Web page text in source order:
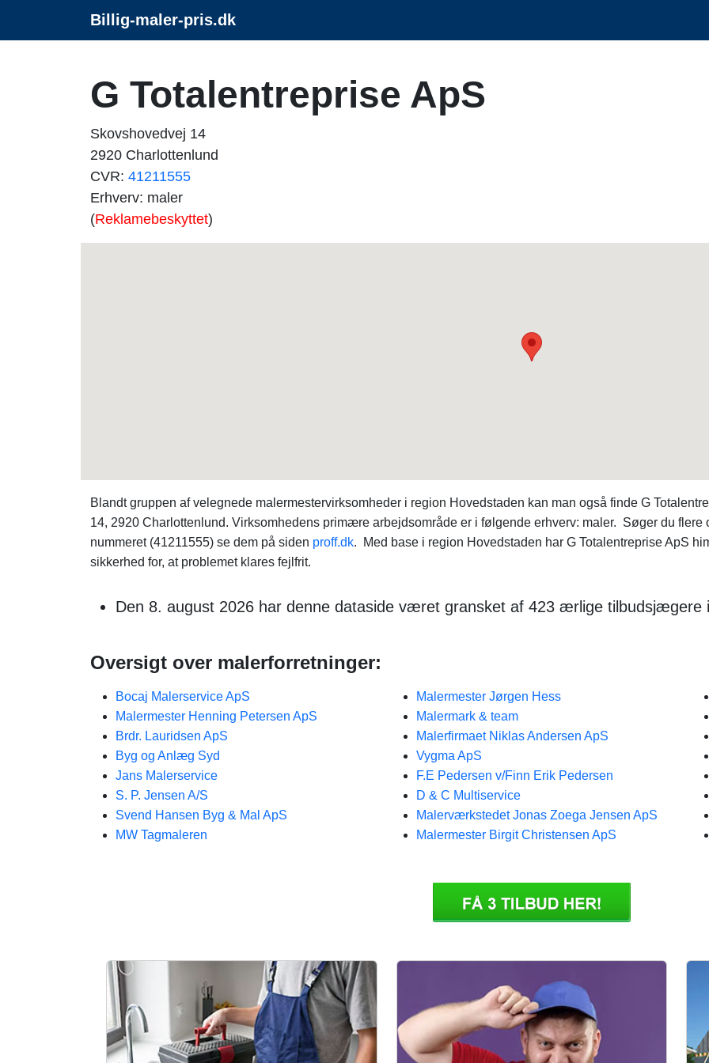
Billig-maler-pris.dk
G Totalentreprise ApS
Skovshovedvej 14
2920 Charlottenlund
CVR: 41211555
Erhverv: maler
(Reklamebeskyttet)
Blandt gruppen af velegnede malermestervirksomheder i region Hovedstaden kan man også finde G
14, 2920 Charlottenlund. Virksomhedens primære arbejdsområde er i følgende erhverv: maler. Søger du
nummeret (41211555) se dem på siden proff.dk. Med base i region Hovedstaden har G Totalentreprise ApS
sikkerhed for, at problemet klares fejlfrit.
Den 8. august 2026 har denne dataside været gransket af 423 ærlige tilbudsjægere
Oversigt over malerforretninger:
Bocaj Malerservice ApS
Malermester Henning Petersen ApS
Brdr. Lauridsen ApS
Byg og Anlæg Syd​
Jans Malerservice
S. P. Jensen A/S
Svend Hansen Byg & Mal ApS
MW Tagmaleren
Malermester Jørgen Hess
Malermark & team
Malerfirmaet Niklas Andersen ApS
Vygma ApS
F.E Pedersen v/Finn Erik Pedersen
D & C Multiservice
Malerværkstedet Jonas Zoega Jensen ApS
Malermester Birgit Christensen ApS